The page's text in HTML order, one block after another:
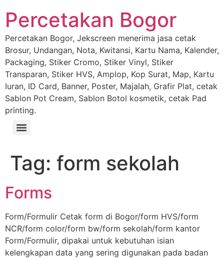
Percetakan Bogor
Percetakan Bogor, Jekscreen menerima jasa cetak
Brosur, Undangan, Nota, Kwitansi, Kartu Nama, Kalender,
Packaging, Stiker Cromo, Stiker Vinyl, Stiker
Transparan, Stiker HVS, Amplop, Kop Surat, Map, Kartu
Iuran, ID Card, Banner, Poster, Majalah, Grafir Plat, cetak
Sablon Pot Cream, Sablon Botol kosmetik, cetak Pad
printing.
Tag: form sekolah
Forms
Form/Formulir Cetak form di Bogor/form HVS/form
NCR/form color/form bw/form sekolah/form kantor
Form/Formulir, dipakai untuk kebutuhan isian
kelengkapan data yang sering digunakan pada badan